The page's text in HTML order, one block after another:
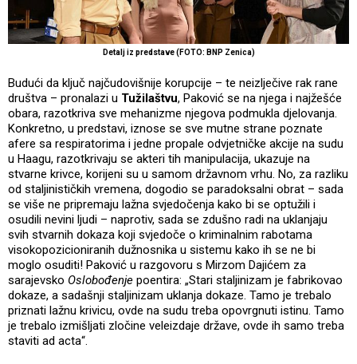
Detalj iz predstave (FOTO: BNP Zenica)
Budući da ključ najčudovišnije korupcije – te neizlječive rak rane
društva – pronalazi u Tužilaštvu, Paković se na njega i najžešće
obara, razotkriva sve mehanizme njegova podmukla djelovanja.
Konkretno, u predstavi, iznose se sve mutne strane poznate
afere sa respiratorima i jedne propale odvjetničke akcije na sudu
u Haagu, razotkrivaju se akteri tih manipulacija, ukazuje na
stvarne krivce, korijeni su u samom državnom vrhu. No, za razliku
od staljinističkih vremena, dogodio se paradoksalni obrat – sada
se više ne pripremaju lažna svjedočenja kako bi se optužili i
osudili nevini ljudi – naprotiv, sada se zdušno radi na uklanjaju
svih stvarnih dokaza koji svjedoče o kriminalnim rabotama
visokopozicioniranih dužnosnika u sistemu kako ih se ne bi
moglo osuditi! Paković u razgovoru s Mirzom Dajićem za
sarajevsko Oslobođenje poentira: „Stari staljinizam je fabrikovao
dokaze, a sadašnji staljinizam uklanja dokaze. Tamo je trebalo
priznati lažnu krivicu, ovde na sudu treba opovrgnuti istinu. Tamo
je trebalo izmišljati zločine veleizdaje države, ovde ih samo treba
staviti ad acta“.